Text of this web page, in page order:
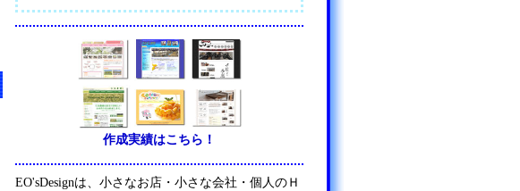
作成実績はこちら！
EO'sDesignは、小さなお店・小さな会社・個人のＨ